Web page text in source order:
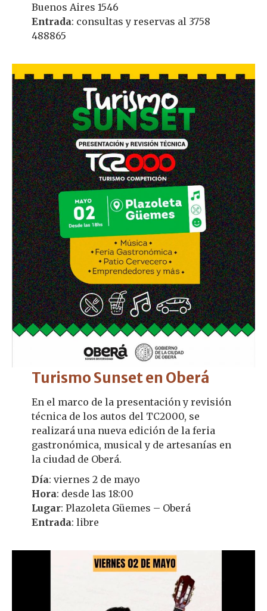
Buenos Aires 1546
Entrada: consultas y reservas al 3758
488865
Turismo Sunset en Oberá
En el marco de la presentación y revisión
técnica de los autos del TC2000, se
realizará una nueva edición de la feria
gastronómica, musical y de artesanías en
la ciudad de Oberá.
Día: viernes 2 de mayo
Hora: desde las 18:00
Lugar: Plazoleta Güemes – Oberá
Entrada: libre